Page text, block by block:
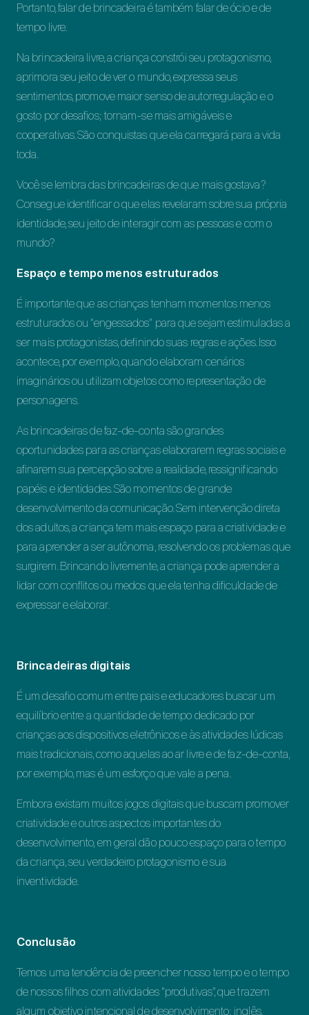
Portanto, falar de brincadeira é também falar de ócio e de
tempo livre.
Na brincadeira livre, a criança constrói seu protagonismo,
aprimora seu jeito de ver o mundo, expressa seus
sentimentos, promove maior senso de autorregulação e o
gosto por desafios; tornam-se mais amigáveis e
cooperativas. São conquistas que ela carregará para a vida
toda.
Você se lembra das brincadeiras de que mais gostava?
Consegue identificar o que elas revelaram sobre sua própria
identidade, seu jeito de interagir com as pessoas e com o
mundo?
Espaço e tempo menos estruturados
É importante que as crianças tenham momentos menos
estruturados ou “engessados” para que sejam estimuladas a
ser mais protagonistas, definindo suas regras e ações. Isso
acontece, por exemplo, quando elaboram cenários
imaginários ou utilizam objetos como representação de
personagens.
As brincadeiras de faz-de-conta são grandes
oportunidades para as crianças elaborarem regras sociais e
afinarem sua percepção sobre a realidade, ressignificando
papéis e identidades. São momentos de grande
desenvolvimento da comunicação. Sem intervenção direta
dos adultos, a criança tem mais espaço para a criatividade e
para aprender a ser autônoma, resolvendo os problemas que
surgirem. Brincando livremente, a criança pode aprender a
lidar com conflitos ou medos que ela tenha dificuldade de
expressar e elaborar.
Brincadeiras digitais
É um desafio comum entre pais e educadores buscar um
equilíbrio entre a quantidade de tempo dedicado por
crianças aos dispositivos eletrônicos e às atividades lúdicas
mais tradicionais, como aquelas ao ar livre e de faz-de-conta,
por exemplo, mas é um esforço que vale a pena.
Embora existam muitos jogos digitais que buscam promover
criatividade e outros aspectos importantes do
desenvolvimento, em geral dão pouco espaço para o tempo
da criança, seu verdadeiro protagonismo e sua
inventividade.
Conclusão
Temos uma tendência de preencher nosso tempo e o tempo
de nossos filhos com atividades “produtivas”, que trazem
algum objetivo intencional de desenvolvimento: inglês,